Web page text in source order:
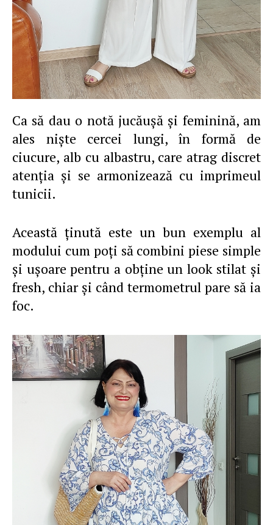
Ca să dau o notă jucăușă și feminină, am
ales niște cercei lungi, în formă de
ciucure, alb cu albastru, care atrag discret
atenția și se armonizează cu imprimeul
tunicii.
Această ținută este un bun exemplu al
modului cum poți să combini piese simple
și ușoare pentru a obține un look stilat și
fresh, chiar și când termometrul pare să ia
foc.